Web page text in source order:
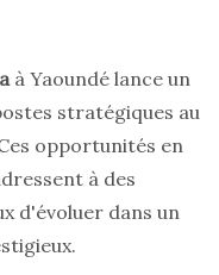
à Yaoundé lance un
stratégiques au
opportunités en
à des
d'évoluer dans un